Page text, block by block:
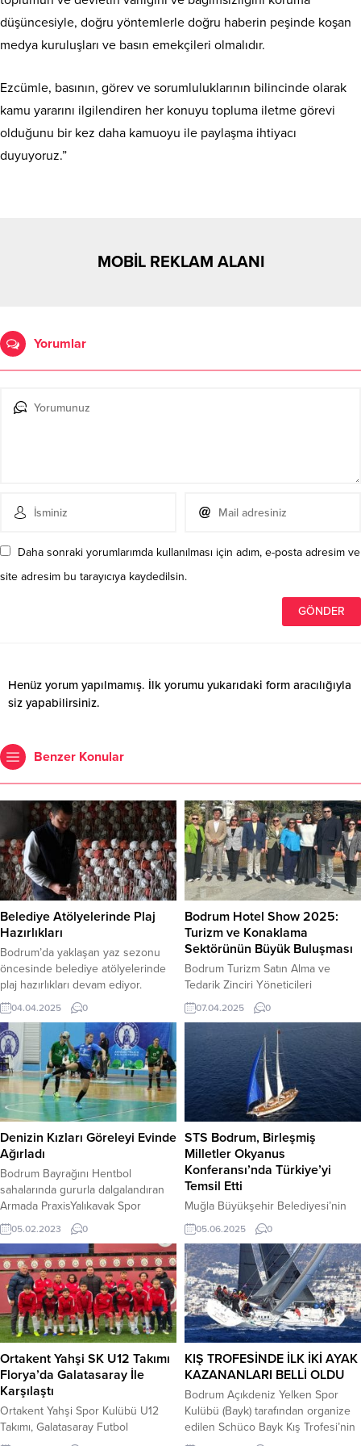
düşüncesiyle, doğru yöntemlerle doğru haberin peşinde koşan
medya kuruluşları ve basın emekçileri olmalıdır.
Ezcümle, basının, görev ve sorumluluklarının bilincinde olarak
kamu yararını ilgilendiren her konuyu topluma iletme görevi
olduğunu bir kez daha kamuoyu ile paylaşma ihtiyacı
duyuyoruz.”
MOBİL REKLAM ALANI
Yorumlar
Daha sonraki yorumlarımda kullanılması için adım, e-posta adresim ve
site adresim bu tarayıcıya kaydedilsin.
Henüz yorum yapılmamış. İlk yorumu yukarıdaki form aracılığıyla
siz yapabilirsiniz.
Benzer Konular
Belediye Atölyelerinde Plaj
Hazırlıkları
Bodrum’da yaklaşan yaz sezonu
öncesinde belediye atölyelerinde
plaj hazırlıkları devam ediyor.
Bodrum Belediyesi Destek
Hizmetler Müdürlüğü ekipleri,
belediye ve Belediye AŞ
sorumluluk alanında bulunan
dokuzu mavi bayraklı 87 halk plajını
yaz sezonuna hazırlamak için
yoğun mesai harcıyor. Yapılan
çalışmalar kapsamda, halk
plajlarında kullanılacak bin 980
şemsiye, 2 bin 400 şezlong,...
04.04.2025 0
Bodrum Hotel Show 2025:
Turizm ve Konaklama
Sektörünün Büyük Buluşması
Bodrum Turizm Satın Alma ve
Tedarik Zinciri Yöneticileri
Buluşması olarak planlanan ve
Türkiye’nin en prestijli
organizasyonlarından biri olan
Bodrum Hotel Show 2025, 9 – 11
Nisan 2025 tarihleri arasında
Bodrum Belediyesi Herodot Kültür
Merkezi‘nde kapılarını açmaya
hazır. Bodrum Otelciler Derneği
(BODER), Bodrum Esnaf, Sanayici
ve İş İnsanları Derneği (BESİAD),
Bodrum...
07.04.2025 0
Denizin Kızları Göreleyi Evinde
Ağırladı
Bodrum Bayrağını Hentbol
sahalarında gururla dalgalandıran
Armada PraxisYalıkavak Spor
Kulübü Hentbol Takımı, Türkiye
Hentbol Federasyonu Kadınlar
Süper Ligi 2022-2023 sezonu
ikinci devre 14. Hafta lig
mücadelesine kendi evinde Görele
Belediyesi ile karşılaştı. Lig
heyecanını aldığı 4 mağlubiyete
rağmen 4. Olarak sürdüren ve
tribünlerin büyük desteğiyle
sahaya çıkan Denizin Kızları maça...
05.02.2023 0
STS Bodrum, Birleşmiş
Milletler Okyanus
Konferansı’nda Türkiye’yi
Temsil Etti
Muğla Büyükşehir Belediyesi’nin
uluslararası tanıtım çalışmalarının
önemli adımlarından biri olan
UNOC (United Nations Ocean
Conference) kapsamında, BOSAV
(Bodrum ve Karya Bölgesi Kültür
Sanat ve Tanıtma Vakfı) ve The
Bodrum Cup iş birliğiyle Türkiye,
dünya sahnesinde denizcilikte
anlamlı bir temsille yer aldı.
Cumhuriyet’in ilk yelkenli okul
gemisi STS Bodrum, 23 Mayıs...
05.06.2025 0
Ortakent Yahşi SK U12 Takımı
Florya’da Galatasaray İle
Karşılaştı
Ortakent Yahşi Spor Kulübü U12
Takımı, Galatasaray Futbol
Akademisi’nin daveti üzerine
KIŞ TROFESİNDE İLK İKİ AYAK
KAZANANLARI BELLİ OLDU
Bodrum Açıkdeniz Yelken Spor
Kulübü (Bayk) tarafından organize
edilen Schüco Bayk Kış Trofesi’nin
2. Ayak yarışları tamamlanarak, ilk